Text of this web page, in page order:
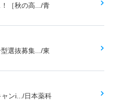
［秋の高.../青
選抜募集.../東
ンi.../日本薬科